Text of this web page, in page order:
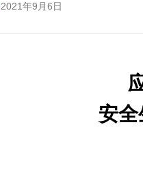
2021年9月6日
安